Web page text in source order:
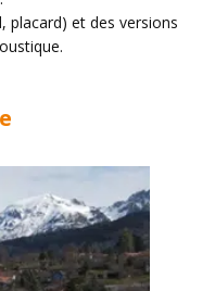
placard) et des versions